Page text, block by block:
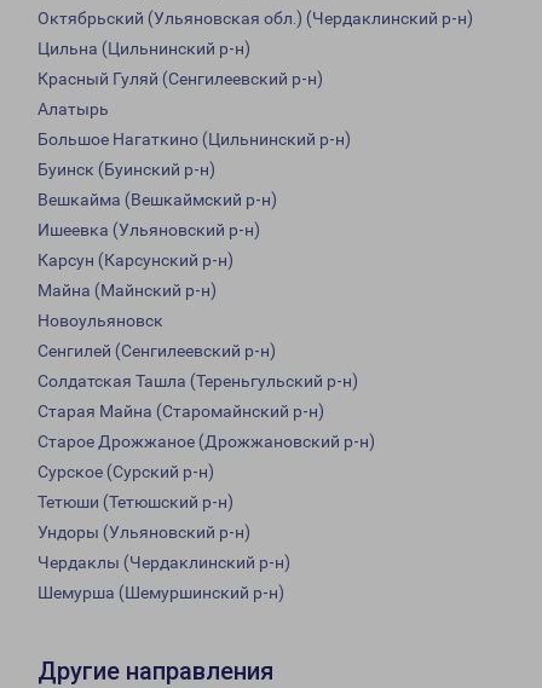
Октябрьский (Ульяновская обл.) (Чердаклинский р-н)
Цильна (Цильнинский р-н)
Красный Гуляй (Сенгилеевский р-н)
Алатырь
Большое Нагаткино (Цильнинский р-н)
Буинск (Буинский р-н)
Вешкайма (Вешкаймский р-н)
Ишеевка (Ульяновский р-н)
Карсун (Карсунский р-н)
Майна (Майнский р-н)
Новоульяновск
Сенгилей (Сенгилеевский р-н)
Солдатская Ташла (Тереньгульский р-н)
Старая Майна (Старомайнский р-н)
Старое Дрожжаное (Дрожжановский р-н)
Сурское (Сурский р-н)
Тетюши (Тетюшский р-н)
Ундоры (Ульяновский р-н)
Чердаклы (Чердаклинский р-н)
Шемурша (Шемуршинский р-н)
Другие направления